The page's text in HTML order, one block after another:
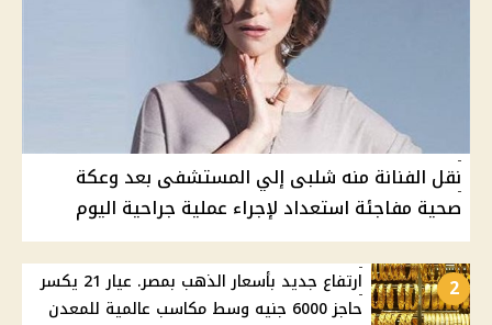
نقل الفنانة منه شلبى إلي المستشفى بعد وعكة
صحية مفاجئة استعداد لإجراء عملية جراحية اليوم
2
ارتفاع جديد بأسعار الذهب بمصر. عيار 21 يكسر
حاجز 6000 جنيه وسط مكاسب عالمية للمعدن